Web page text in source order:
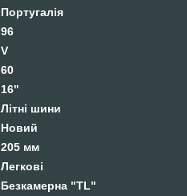
Португалія
96
V
60
16"
Літні шини
Новий
205 мм
Легкові
Безкамерна "TL"